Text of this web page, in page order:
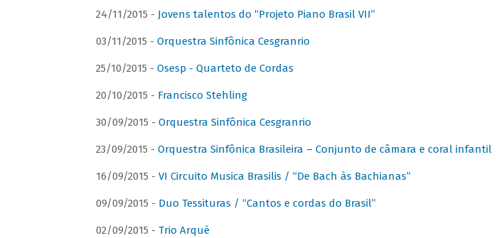
24/11/2015 - Jovens talentos do “Projeto Piano Brasil VII”
03/11/2015 - Orquestra Sinfônica Cesgranrio
25/10/2015 - Osesp - Quarteto de Cordas
20/10/2015 - Francisco Stehling
30/09/2015 - Orquestra Sinfônica Cesgranrio
23/09/2015 - Orquestra Sinfônica Brasileira – Conjunto de câmara e coral infantil
16/09/2015 - VI Circuito Musica Brasilis / “De Bach às Bachianas”
09/09/2015 - Duo Tessituras / “Cantos e cordas do Brasil”
02/09/2015 - Trio Arqué